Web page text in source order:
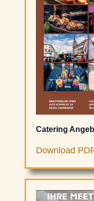
Catering
Download